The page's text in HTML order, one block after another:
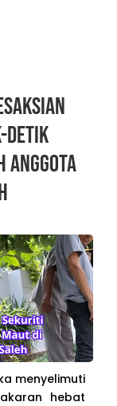
Detik
Anggota
menyelimuti
hebat